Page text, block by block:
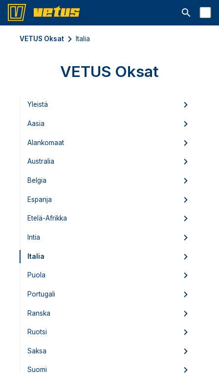
Avaa
VETUS Oksat Italia
VETUS Oksat
Yleistä
Aasia
Alankomaat
Australia
Belgia
Espanja
Etelä-Afrikka
Intia
Italia
Puola
Portugali
Ranska
Ruotsi
Saksa
Suomi